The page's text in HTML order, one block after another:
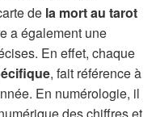
de la mort au tarot
a également une
En effet, chaque
, fait référence à
En numérologie, il
des chiffres et